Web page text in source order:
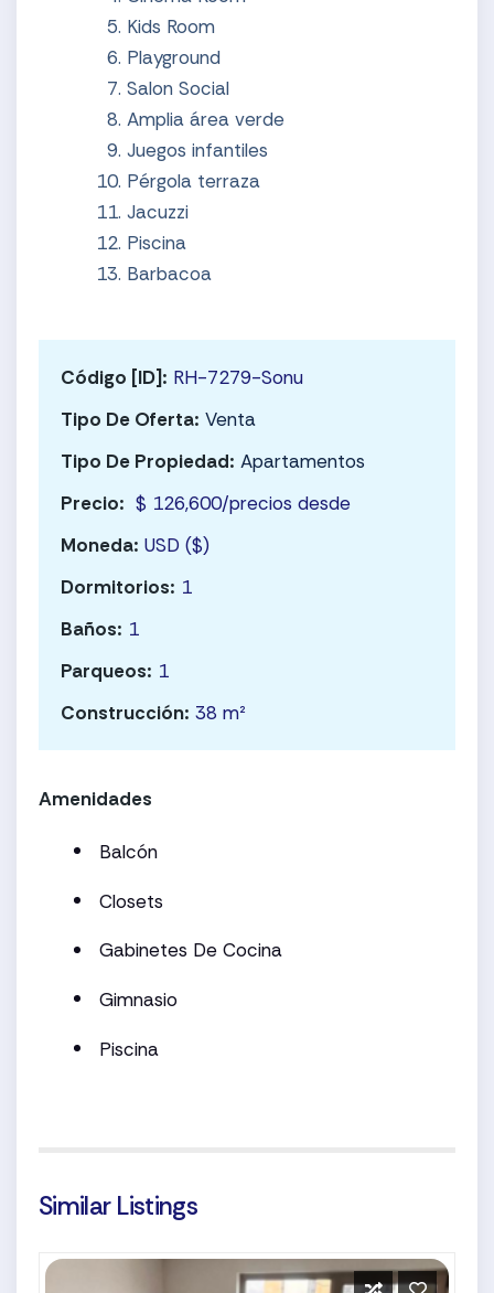
Kids Room
Playground
Salon Social
Amplia área verde
Juegos infantiles
Pérgola terraza
Jacuzzi
Piscina
Barbacoa
Código [ID]: RH-7279-Sonu
Tipo De Oferta: Venta
Tipo De Propiedad: Apartamentos
Precio: $ 126,600/precios desde
Moneda: USD ($)
Dormitorios: 1
Baños: 1
Parqueos: 1
Construcción: 38 m²
Amenidades
Balcón
Closets
Gabinetes De Cocina
Gimnasio
Piscina
Similar Listings